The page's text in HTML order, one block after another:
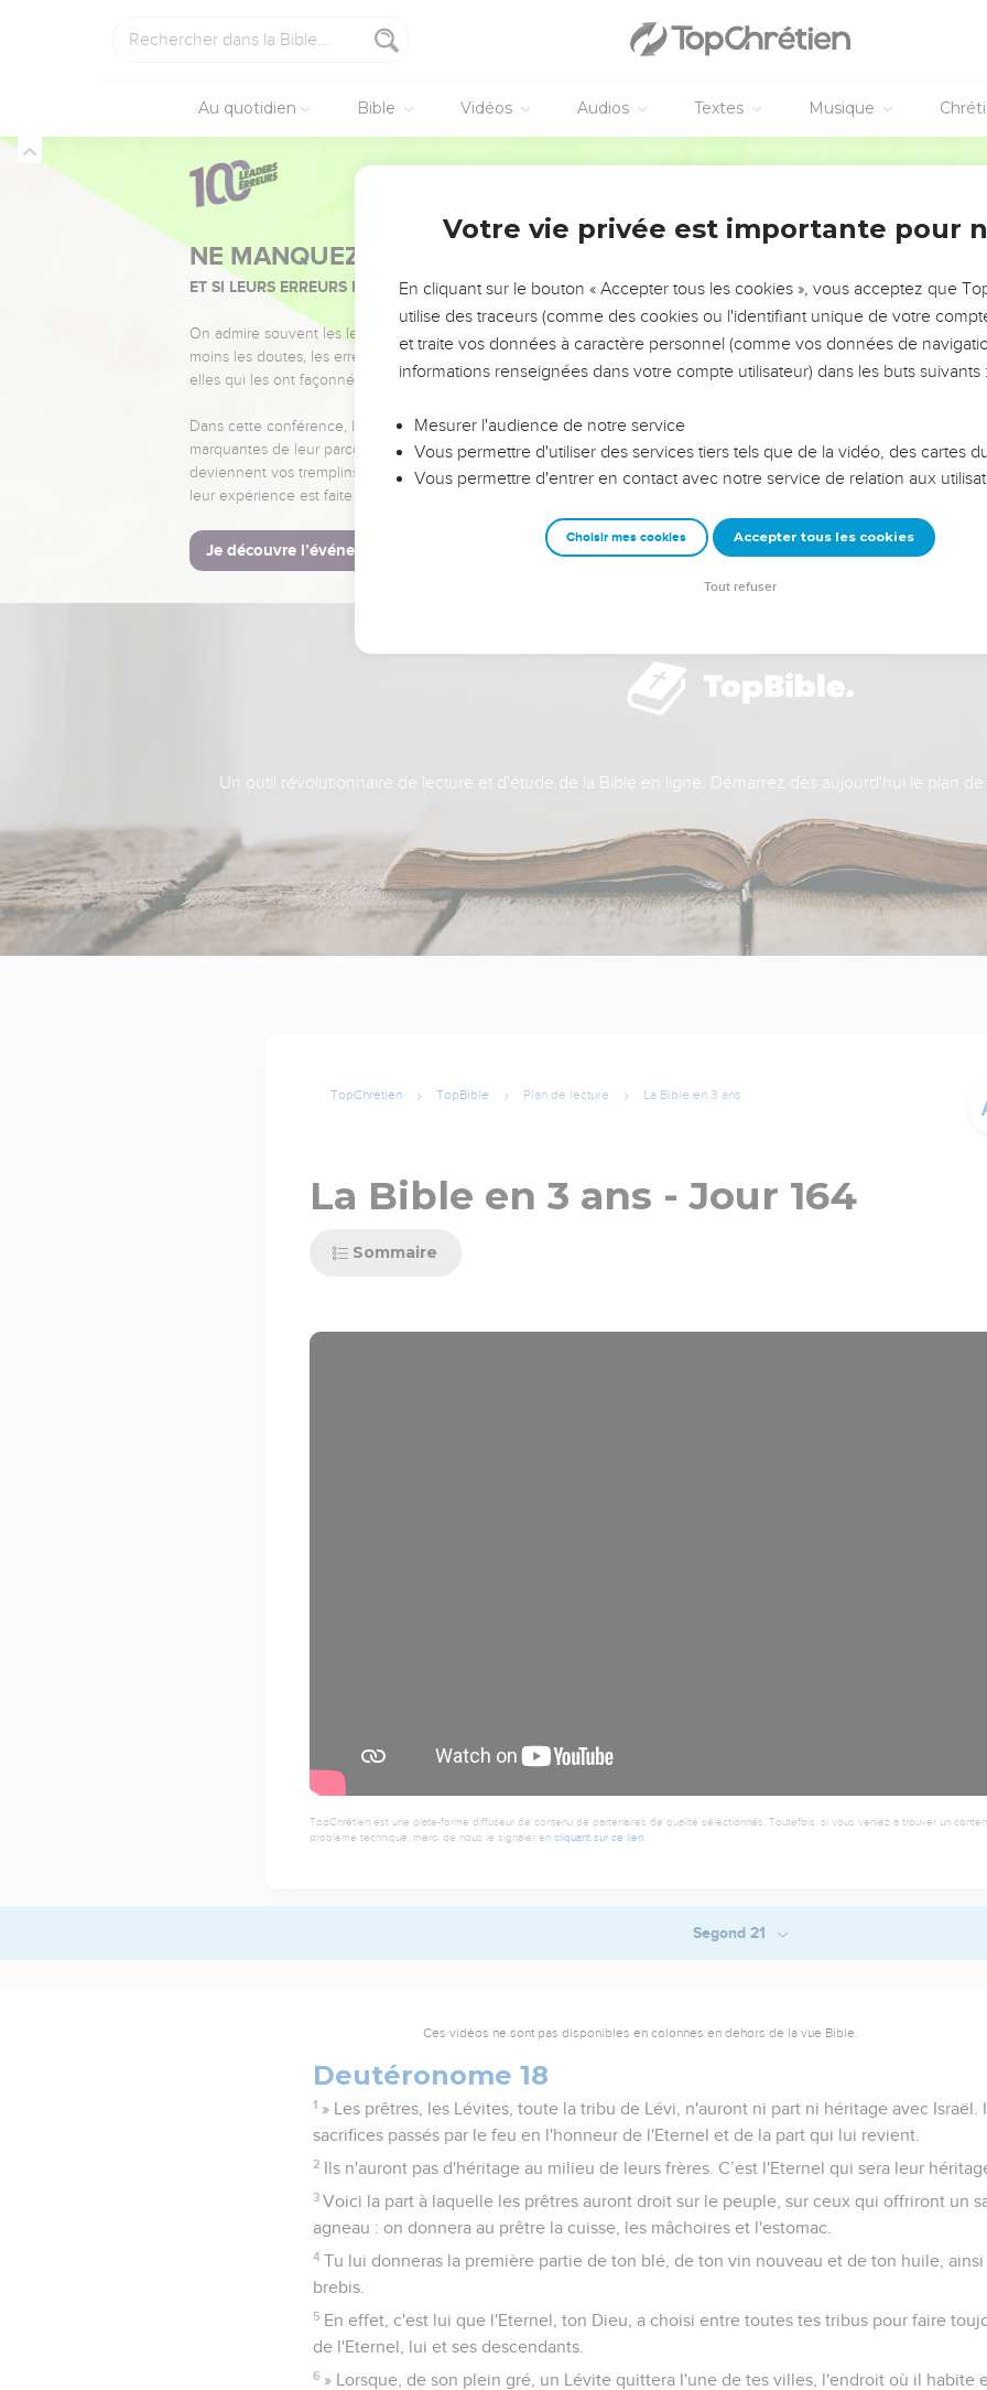
Au quotidien Bible Vidéos Audios Textes Musique
NE MANQUEZ PAS L’ÉVÉNEMENT DE L’ANNÉE !
ET SI LEURS ERREURS POUVAIENT VOUS ÉVITER LES VOTRES ?
On admire souvent les leaders pour leurs réussites, leur impact, leur foi ou leur vision. Mais on voit
moins les doutes, les erreurs et les saisons difficiles qu'ils ont traversés, alors même que ce sont
elles qui les ont façonnés.
Dans cette conférence, leaders, entrepreneurs, et responsables reviennent sur les erreurs
marquantes de leur parcours et les clés pour avancer avec plus de sagesse afin que leurs erreurs
deviennent vos tremplins. Que vous guidiez un ministère, une équipe, un groupe ou une famille,
leur expérience est faite pour vous.
Je découvre l’événement
Un outil révolutionnaire de lecture et d'étude de la Bible en ligne. Démarrez dès aujourd'hui le plan
TopChrétien TopBible Plan de lecture La Bible en 3 ans
La Bible en 3 ans - Jour 164
Sommaire
TopChrétien est une plate-forme diffuseur de contenu de partenaires de qualité sélectionnés. Toutefois, si vous veniez à trouver un
problème technique, merci de nous le signaler en cliquant sur ce lien
Segond 21
Ces vidéos ne sont pas disponibles en colonnes en dehors de la vue Bible.
Deutéronome 18
1 » Les prêtres, les Lévites, toute la tribu de Lévi, n'auront ni part ni héritage avec Israël.
sacrifices passés par le feu en l'honneur de l'Eternel et de la part qui lui revient.
2 Ils n'auront pas d'héritage au milieu de leurs frères. C’est l'Eternel qui sera leur
3 Voici la part à laquelle les prêtres auront droit sur le peuple, sur ceux qui offriront un
agneau : on donnera au prêtre la cuisse, les mâchoires et l'estomac.
4 Tu lui donneras la première partie de ton blé, de ton vin nouveau et de ton huile,
brebis.
5 En effet, c'est lui que l'Eternel, ton Dieu, a choisi entre toutes tes tribus pour faire
de l'Eternel, lui et ses descendants.
6 » Lorsque, de son plein gré, un Lévite quittera l'une de tes villes, l'endroit où il habite
Votre vie privée est importante pour
En cliquant sur le bouton « Accepter tous les cookies », vous acceptez que
utilise des traceurs (comme des cookies ou l'identifiant unique de votre
et traite vos données à caractère personnel (comme vos données de
informations renseignées dans votre compte utilisateur) dans les buts suivants :
Mesurer l'audience de notre service
Vous permettre d'utiliser des services tiers tels que de la vidéo, des cartes
Vous permettre d'entrer en contact avec notre service de relation aux
Choisir mes cookies Accepter tous les cookies
Tout refuser